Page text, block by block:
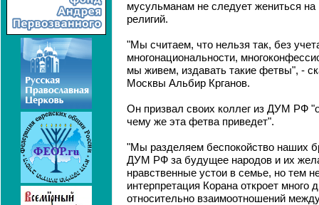
мусульманам не следует жениться на
религий.
"Мы считаем, что нельзя так, без
многонациональности,
мы живем, издавать такие фетвы", -
Москвы Альбир Крганов.
Он призвал своих коллег из ДУМ РФ
чему же эта фетва приведет".
"Мы разделяем беспокойство наших
ДУМ РФ за будущее народов и их
нравственные устои в семье, но тем
интерпретация Корана откроет много
относительно взаимоотношений